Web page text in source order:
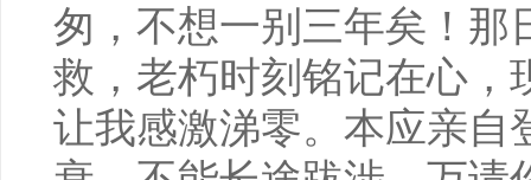
匆，不想一别三年矣！那
救，老朽时刻铭记在心，
让我感激涕零。本应亲自